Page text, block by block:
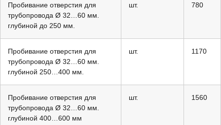
Пробивание отверстия для
трубопровода Ø 32…60 мм.
глубиной до 250 мм.
шт. 780
Пробивание отверстия для
трубопровода Ø 32…60 мм.
глубиной 250…400 мм.
шт. 1170
Пробивание отверстия для
трубопровода Ø 32…60 мм.
глубиной 400…600 мм
шт. 1560